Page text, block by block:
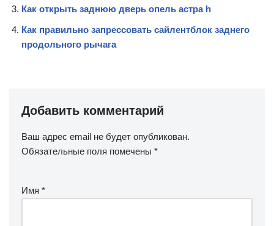
Как открыть заднюю дверь опель астра h
Как правильно запрессовать сайлентблок заднего
продольного рычага
Добавить комментарий
Ваш адрес email не будет опубликован.
Обязательные поля помечены *
Имя *